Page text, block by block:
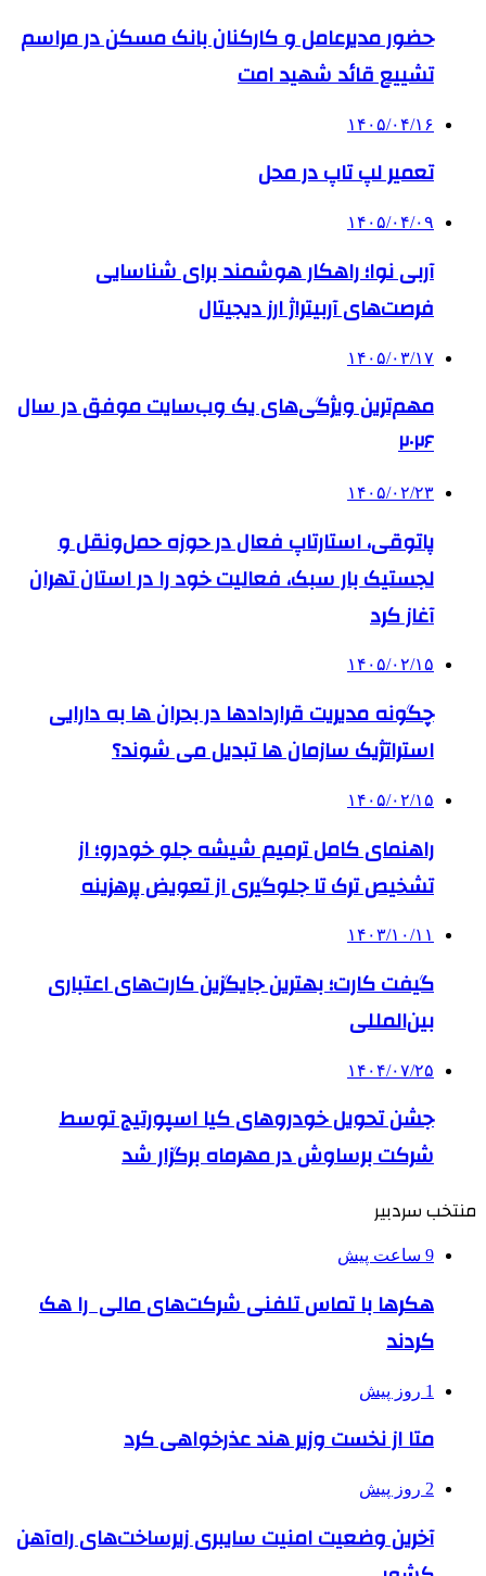
حضور مدیرعامل و کارکنان بانک مسکن در مراسم
تشییع قائد شهید امت
۱۴۰۵/۰۴/۱۶
تعمیر لپ تاپ در محل
۱۴۰۵/۰۴/۰۹
آربی نوا؛ راهکار هوشمند برای شناسایی
فرصت‌های آربیتراژ ارز دیجیتال
۱۴۰۵/۰۳/۱۷
مهم‌ترین ویژگی‌های یک وب‌سایت موفق در سال
۲۰۲۶
۱۴۰۵/۰۲/۲۳
پاتوقی، استارتاپ فعال در حوزه حمل‌ونقل و
لجستیک بار سبک، فعالیت خود را در استان تهران
آغاز کرد
۱۴۰۵/۰۲/۱۵
چگونه مدیریت قراردادها در بحران ها به دارایی
استراتژیک سازمان ها تبدیل می شوند؟
۱۴۰۵/۰۲/۱۵
راهنمای کامل ترمیم شیشه جلو خودرو؛ از
تشخیص ترک تا جلوگیری از تعویض پرهزینه
۱۴۰۳/۱۰/۱۱
گیفت کارت؛ بهترین جایگزین کارت‌های اعتباری
بین‌المللی
۱۴۰۴/۰۷/۲۵
جشن تحویل خودروهای کیا اسپورتیج توسط
شرکت برساوش در مهرماه برگزار شد
منتخب سردبیر
9 ساعت پیش
هکرها با تماس تلفنی شرکت‌های مالی را هک
کردند
1 روز پیش
متا از نخست وزیر هند عذرخواهی کرد
2 روز پیش
آخرین وضعیت امنیت سایبری زیرساخت‌های راه‌آهن